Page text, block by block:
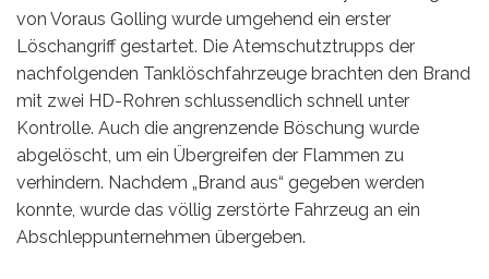
von Voraus Golling wurde umgehend ein erster
Löschangriff gestartet. Die Atemschutztrupps der
nachfolgenden Tanklöschfahrzeuge brachten den Brand
mit zwei HD-Rohren schlussendlich schnell unter
Kontrolle. Auch die angrenzende Böschung wurde
abgelöscht, um ein Übergreifen der Flammen zu
verhindern. Nachdem „Brand aus“ gegeben werden
konnte, wurde das völlig zerstörte Fahrzeug an ein
Abschleppunternehmen übergeben.